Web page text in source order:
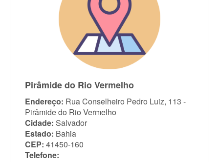
Pirâmide do Rio Vermelho
Endereço: Rua Conselheiro Pedro Luiz, 113 -
Pirâmide do Rio Vermelho
Cidade: Salvador
Estado: Bahia
CEP: 41450-160
Telefone: